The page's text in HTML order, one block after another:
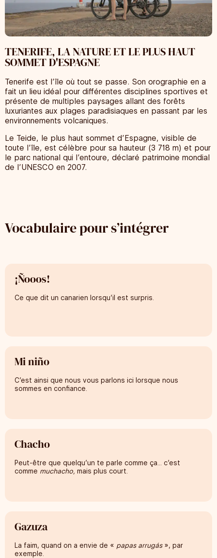
TENERIFE, LA NATURE ET LE PLUS HAUT
SOMMET D'ESPAGNE
Tenerife est l’île où tout se passe. Son orographie en a
fait un lieu idéal pour différentes disciplines sportives et
présente de multiples paysages allant des forêts
luxuriantes aux plages paradisiaques en passant par les
environnements volcaniques.
Le Teide, le plus haut sommet d’Espagne, visible de
toute l’île, est célèbre pour sa hauteur (3 718 m) et pour
le parc national qui l’entoure, déclaré patrimoine mondial
de l’UNESCO en 2007.
Vocabulaire pour s’intégrer
¡Ñooos!
Ce que dit un canarien lorsqu’il est surpris.
Mi niño
C’est ainsi que nous vous parlons ici lorsque nous
sommes en confiance.
Chacho
Peut-être que quelqu’un te parle comme ça… c’est
comme muchacho, mais plus court.
Gazuza
La faim, quand on a envie de « papas arrugás», par
exemple.